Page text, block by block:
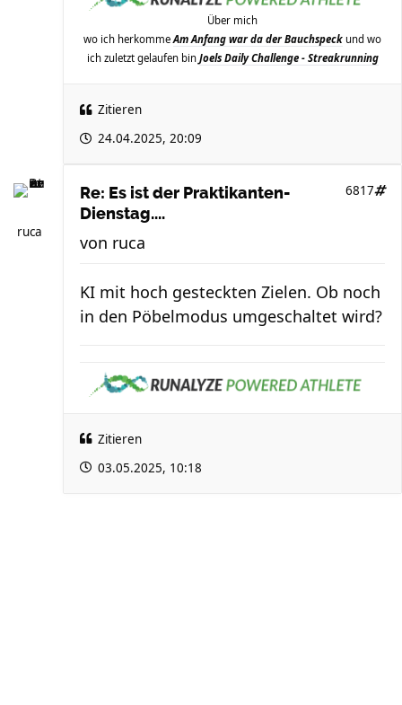
Über mich
wo ich herkommeAm Anfang war da der Bauchspeck und wo
ich zuletzt gelaufen bin Joels Daily Challenge - Streakrunning
Zitieren
24.04.2025, 20:09
ruca
Re: Es ist der Praktikanten-
Dienstag....
6817
von ruca
KI mit hoch gesteckten Zielen. Ob noch
in den Pöbelmodus umgeschaltet wird?
Zitieren
03.05.2025, 10:18